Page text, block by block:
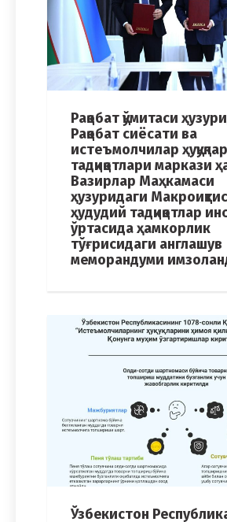
Рақобат қўмитаси
Рақобат сиёсати ва
истеъмолчилар
тадқиқотлари маркази
Вазирлар Маҳкамаси
ҳузуридаги
ҳудудий тадқиқотлар
ўртасида ҳамкорлик
тўғрисидаги англашув
меморандуми
Ўзбекистон